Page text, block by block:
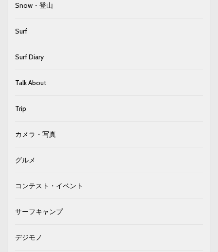
Snow・登山
Surf
Surf Diary
Talk About
Trip
カメラ・写真
グルメ
コンテスト・イベント
サーフキャンプ
デジモノ